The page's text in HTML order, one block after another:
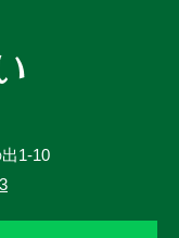
1-10